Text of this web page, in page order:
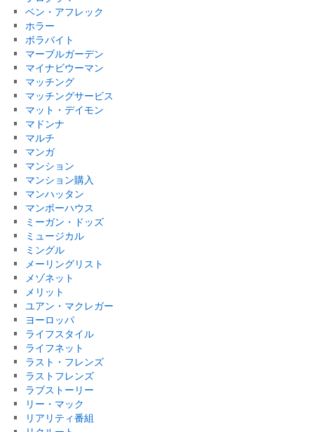
ベン・アフレック
ホラー
ボラバイト
マーブルガーデン
マイナビウーマン
マッチング
マッチングサービス
マット・デイモン
マドンナ
マルチ
マンガ
マンション
マンション購入
マンハッタン
マンボーハウス
ミーガン・ドッズ
ミュージカル
ミングル
メーリングリスト
メゾネット
メリット
ユアン・マクレガー
ヨーロッパ
ライフスタイル
ライフネット
ラスト・フレンズ
ラストフレンズ
ラブストーリー
リー・マック
リアリティ番組